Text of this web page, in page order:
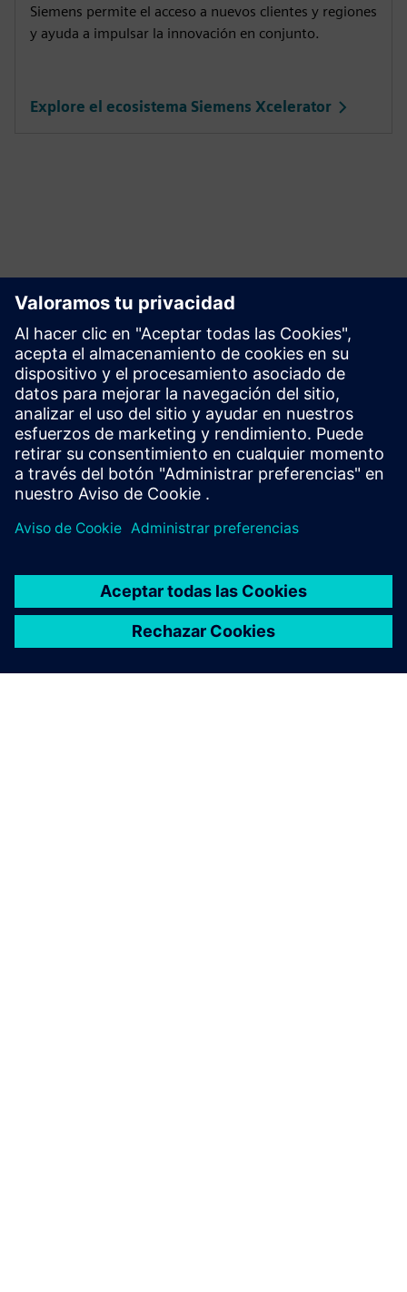
Siemens permite el acceso a nuevos clientes y regiones
y ayuda a impulsar la innovación en conjunto.
Explore el ecosistema Siemens Xcelerator
Descubra Mendix, una plataforma
de desarrollo con poco código
Cree, implemente y gestione aplicaciones sin esfuerzo, y
todo ello sin la molestia de programar a mano.
Más información